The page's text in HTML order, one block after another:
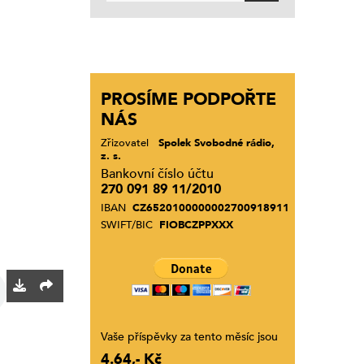
PROSÍME PODPOŘTE
NÁS
Zřizovatel
Spolek Svobodné rádio,
z. s.
Bankovní číslo účtu
270 091 89 11/2010
IBAN CZ6520100000002700918911
SWIFT/BIC FIOBCZPPXXX
Vaše příspěvky za tento měsíc jsou
4.64,- Kč